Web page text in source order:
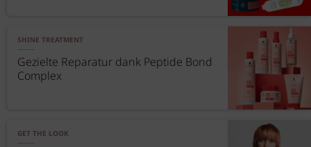
SHINE TREATMENT
Gezielte Reparatur dank Peptide Bond
Complex
GET THE LOOK